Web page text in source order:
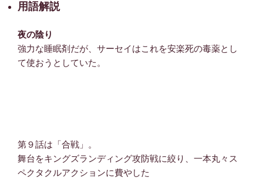
用語解説
夜の陰り
強力な睡眠剤だが、サーセイはこれを安楽死の毒薬とし
て使おうとしていた。
第９話は「合戦」。
舞台をキングズランディング攻防戦に絞り、一本丸々ス
ペクタクルアクションに費やした